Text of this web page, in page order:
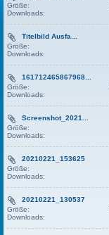
Größe:
Downloads:
Titelbild Ausfa...
Größe:
Downloads:
161712465867968...
Größe:
Downloads:
Screenshot_2021...
Größe:
Downloads:
20210221_153625
Größe:
Downloads:
20210221_130537
Größe:
Downloads: